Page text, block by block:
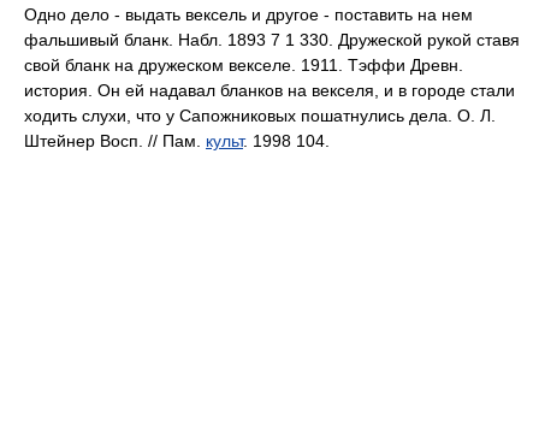
Одно дело - выдать вексель и другое - поставить на нем
фальшивый бланк. Набл. 1893 7 1 330. Дружеской рукой ставя
свой бланк на дружеском векселе. 1911. Тэффи Древн.
история. Он ей надавал бланков на векселя, и в городе стали
ходить слухи, что у Сапожниковых пошатнулись дела. О. Л.
Штейнер Восп. // Пам. культ. 1998 104.